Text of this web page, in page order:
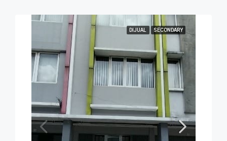
DIJUAL SECONDARY